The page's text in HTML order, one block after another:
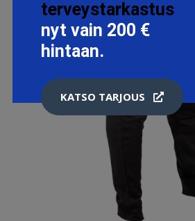
terveystarkastus
nyt vain 200 €
hintaan.
KATSO TARJOUS